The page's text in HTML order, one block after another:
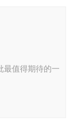
值得期待的一